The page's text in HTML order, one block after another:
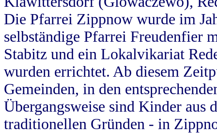
Die Pfarrei Zippnow wurde im
selbständige Pfarrei Freudenfier
Stabitz und ein Lokalvikariat
wurden errichtet. Ab diesem
Gemeinden, in den
Übergangsweise sind Kinder aus
traditionellen Gründen - in